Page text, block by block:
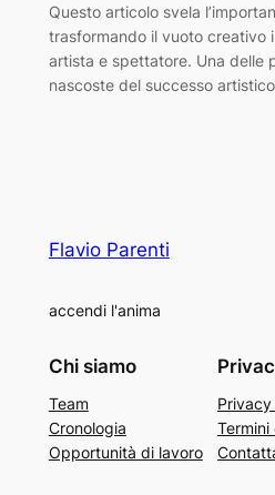
Questo articolo svela
trasformando il vuoto creativo
artista e spettatore. Una delle
nascoste del successo
Flavio Parenti
accendi l'anima
Chi siamo
Team
Cronologia
Opportunità di lavoro
Termini